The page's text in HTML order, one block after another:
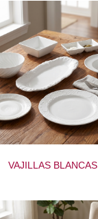
VAJILLAS BLANCAS